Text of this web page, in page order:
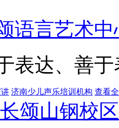
语言艺术中
表达、善
济南少儿声乐培训机构 查看
颂山钢校区